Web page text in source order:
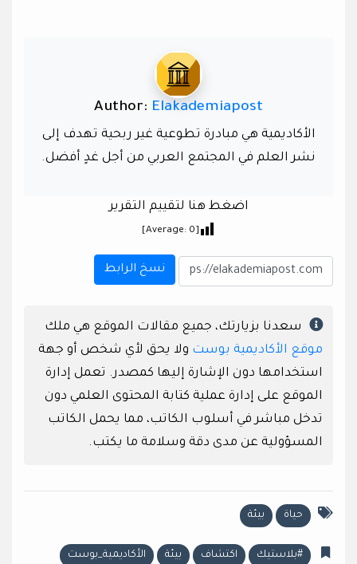
Author: Elakademiapost
الأكاديمية هي مبادرة تطوعية غير ربحية تهدف إلى
نشر العلم في المجتمع العربي من أجل غدٍ أفضل.
اضغط هنا لتقييم التقرير
[Average:
0
]
نسخ الرابط
سعدنا بزيارتك، جميع مقالات الموقع هي ملك
موقع الأكاديمية بوست ولا يحق لأي شخص أو جهة
استخدامها دون الإشارة إليها كمصدر. تعمل إدارة
الموقع على إدارة عملية كتابة المحتوى العلمي دون
تدخل مباشر في أسلوب الكاتب، مما يحمل الكاتب
المسؤولية عن مدى دقة وسلامة ما يكتب.
حياة بيئة
#بلاستيك اكتشاف بيئة الأكاديمية_بوست